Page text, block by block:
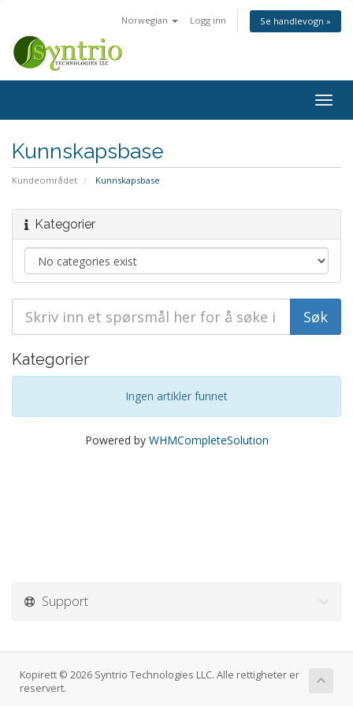
Norwegian Logg inn Se handlevogn »
Bytt
Kunnskapsbase
Kundeområdet Kunnskapsbase
Kategorier
Kategorier
Ingen artikler funnet
Powered by WHMCompleteSolution
Support
Kopirett © 2026 Syntrio Technologies LLC. Alle rettigheter er
reservert.